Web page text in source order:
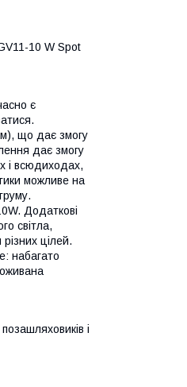
10 W Spot
є
що дає змогу
дає змогу
і всюдиходах,
можливе на
Додаткові
світла,
цілей.
набагато
і